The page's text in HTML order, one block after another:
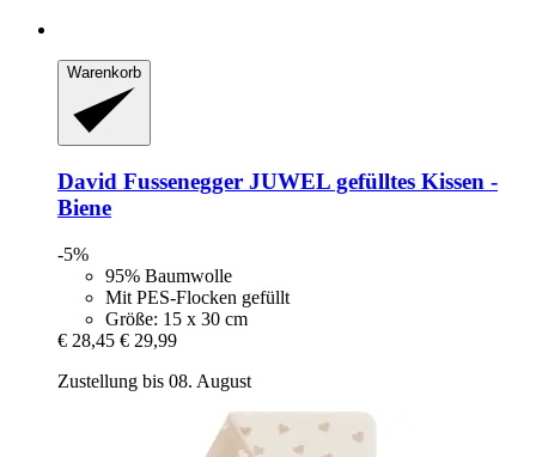
Warenkorb
David Fussenegger JUWEL gefülltes Kissen -​
Biene
-5%
95% Baumwolle
Mit PES-Flocken gefüllt
Größe: 15 x 30 cm
€ 28,45 € 29,99
Zustellung bis 08. August